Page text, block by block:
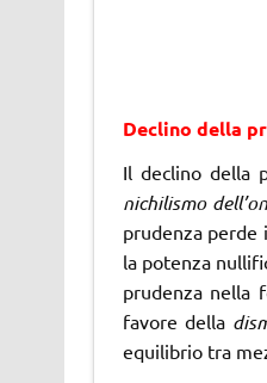
Declino della
Il declino della
nichilismo
prudenza perde
la potenza
prudenza nella
favore della
equilibrio tra